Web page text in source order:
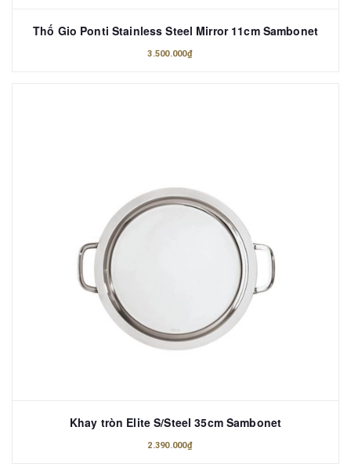
Thố Gio Ponti Stainless Steel Mirror 11cm Sambonet
3.500.000₫
Khay tròn Elite S/Steel 35cm Sambonet
2.390.000₫